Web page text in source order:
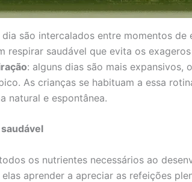
são intercalados entre momentos
respirar saudável que evita os
: alguns dias são mais expansivos,
As crianças se habituam a essa
natural e espontânea.
os nutrientes necessários ao
aprender a apreciar as refeições